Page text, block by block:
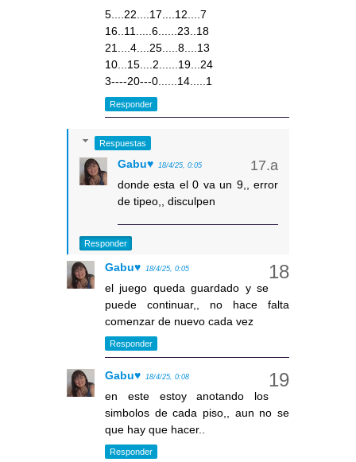
5....22....17....12....7
16..11.....6......23..18
21....4....25.....8....13
10...15....2......19...24
3----20---0......14.....1
Responder
Respuestas
Gabu♥ 18/4/25, 0:05
donde esta el 0 va un 9,, error
de tipeo,, disculpen
Responder
Gabu♥ 18/4/25, 0:05
el juego queda guardado y se
puede continuar,, no hace falta
comenzar de nuevo cada vez
Responder
Gabu♥ 18/4/25, 0:08
en este estoy anotando los
simbolos de cada piso,, aun no se
que hay que hacer..
Responder